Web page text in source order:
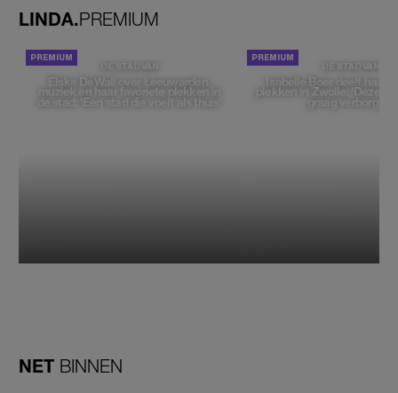
LINDA.PREMIUM
DE STAD VAN
Elske DeWall over Leeuwarden,
muziek en haar favoriete plekken in
de stad: 'Een stad die voelt als thuis'
DE STAD VAN
Isabelle Boer deelt haar
plekken in Zwolle: 'Deze
graag verborgen'
NET BINNEN